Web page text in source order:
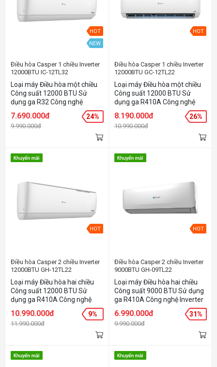
HOT
NEW
Điều hòa Casper 1 chiều Inverter
12000BTU IC-12TL32
Loại máy Điều hòa một chiều
Công suất 12000 BTU Sử
dụng ga R32 Công nghệ
Inverter Chức năng Smart Wifi
Chức năng IFeel cảm biến
nhiệt Chức năng Iclean tự
7.690.000đ
9.990.000đ
24%
HOT
Điều hòa Casper 1 chiều Inverter
12000BTU GC-12TL22
Loại máy Điều hòa một chiều
Công suất 12000 BTU Sử
dụng ga R410A Công nghệ
Inverter Chức năng Smart Wifi
Chức năng IFeel cảm biến
nhiệt Chức năng Iclean tự
8.190.000đ
10.990.000đ
26%
HOT
Điều hòa Casper 2 chiều Inverter
12000BTU GH-12TL22
Loại máy Điều hòa hai chiều
Công suất 12000 BTU Sử
dụng ga R410A Công nghệ
Inverter Chức năng iFeel tự
điều chỉnh nhiệt độ tối ưu Công
nghệ Inverter và i-Saving giúp
10.990.000đ
11.990.000đ
9%
HOT
Điều hòa Casper 2 chiều Inverter
9000BTU GH-09TL22
Loại máy Điều hòa hai chiều
Công suất 9000 BTU Sử dụng
ga R410A Công nghệ Inverter
Chức năng iFeel tự điều chỉnh
nhiệt độ tối ưu Công nghệ
Inverter và i-Saving giúp tiết
kiệm điện Máy nén được trang
6.990.000đ
9.990.000đ
31%